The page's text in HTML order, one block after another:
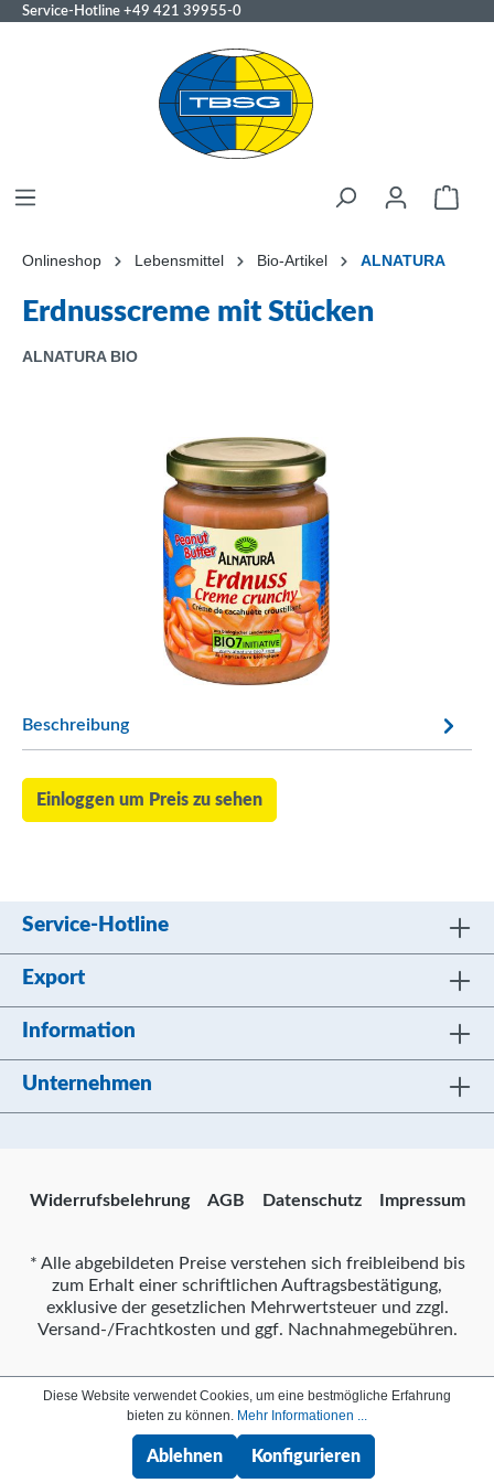
Service-Hotline +49 421 39955-0
Onlineshop Lebensmittel Bio-Artikel ALNATURA
Erdnusscreme mit Stücken
ALNATURA BIO
Beschreibung
Einloggen um Preis zu sehen
Service-Hotline
Export
Information
Unternehmen
Widerrufsbelehrung AGB Datenschutz Impressum
* Alle abgebildeten Preise verstehen sich freibleibend bis
zum Erhalt einer schriftlichen Auftragsbestätigung,
exklusive der gesetzlichen Mehrwertsteuer und zzgl.
Versand-/Frachtkosten und ggf. Nachnahmegebühren.
Diese Website verwendet Cookies, um eine bestmögliche Erfahrung
bieten zu können. Mehr Informationen ...
Ablehnen Konfigurieren